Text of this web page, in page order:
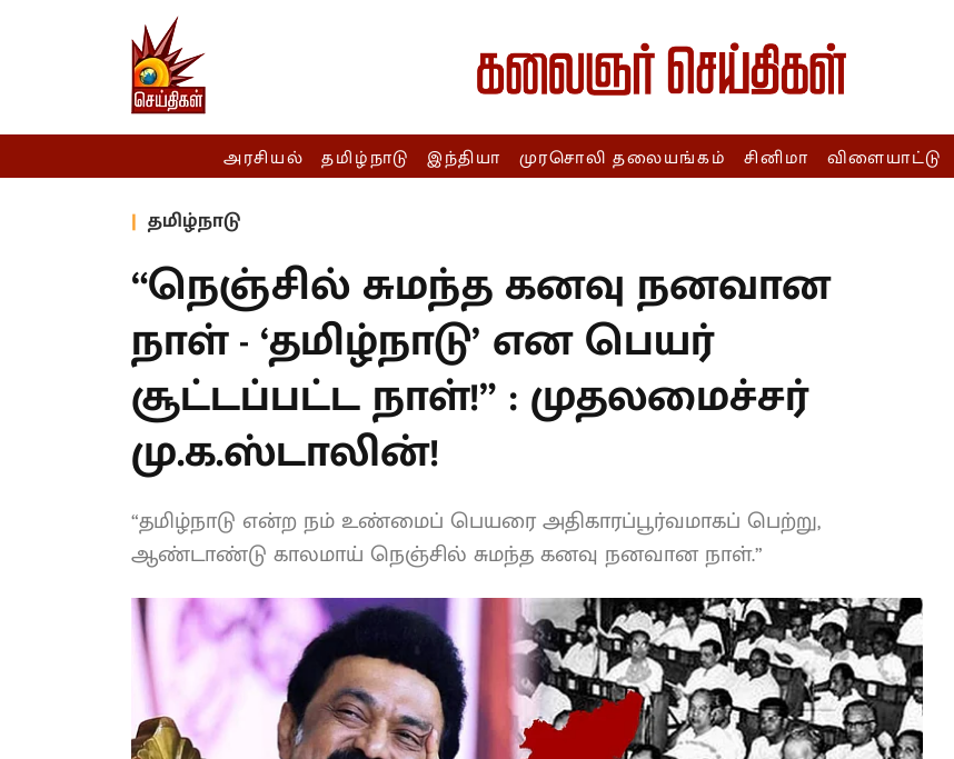
அரசியல் தமிழ்நாடு இந்தியா முரசொலி தலையங்கம் சினிமா விளையாட்டு
தமிழ்நாடு
“நெஞ்சில் சுமந்த கனவு நனவான
நாள் - ‘தமிழ்நாடு’ என பெயர்
சூட்டப்பட்ட நாள்!” : முதலமைச்சர்
மு.க.ஸ்டாலின்!
“தமிழ்நாடு என்ற நம் உண்மைப் பெயரை அதிகாரப்பூர்வமாகப் பெற்று,
ஆண்டாண்டு காலமாய் நெஞ்சில் சுமந்த கனவு நனவான நாள்.”